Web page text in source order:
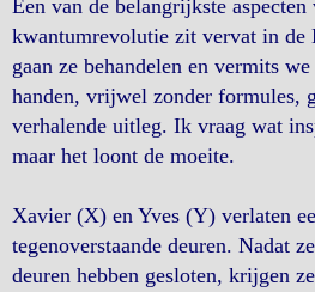
Een van de belangrijkste aspecten
kwantumrevolutie zit vervat in de
gaan ze behandelen en vermits
handen, vrijwel zonder formules,
verhalende uitleg. Ik vraag wat
maar het loont de moeite.
Xavier (X) en Yves (Y) verlaten
tegenoverstaande deuren. Nadat
deuren hebben gesloten, krijgen